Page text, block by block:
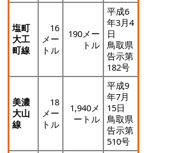
塩町
大工
町線
16
メー
トル
190メー
トル
平成6
年3月4
日
鳥取県
告示第
182号
美濃
大山
線
18
メー
トル
1,940メ
ートル
平成9
年7月
15日
鳥取県
告示第
510号